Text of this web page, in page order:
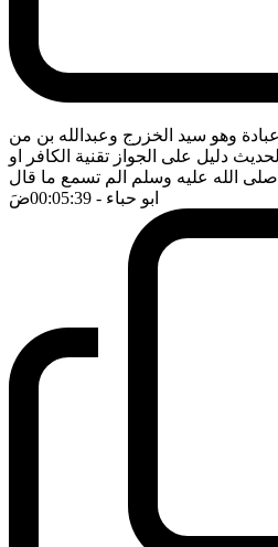
وهو سيد الخزرج وعبدالله بن من
دليل على الجواز تقنية الكافر او
صلى الله عليه وسلم الم تسمع ما قال
ابو حباء - 00:05:39 ضَ